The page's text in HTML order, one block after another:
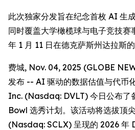
此次独家分发旨在纪念首枚 AI 生
同时覆盖大学橄榄球与电子竞技
年 1 月 11 日在德克萨斯州达拉斯
费城, Nov. 04, 2025 (GLOBE
发布 -- AI 驱动的数据估值与代
Inc. (Nasdaq: DVLT) 今日公布了
Bowl 选秀计划。该活动将选拔顶
(Nasdaq: SCLX) 呈现的 2026 年